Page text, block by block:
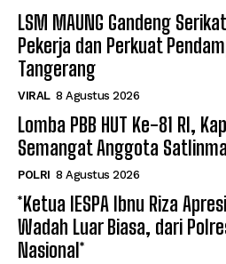
LSM MAUNG Gandeng
Pekerja dan Perkuat
Tangerang
VIRAL 8 Agustus 2026
Lomba PBB HUT Ke-81 RI,
Semangat Anggota
POLRI 8 Agustus 2026
*Ketua IESPA Ibnu Riza
Wadah Luar Biasa, dari
Nasional*